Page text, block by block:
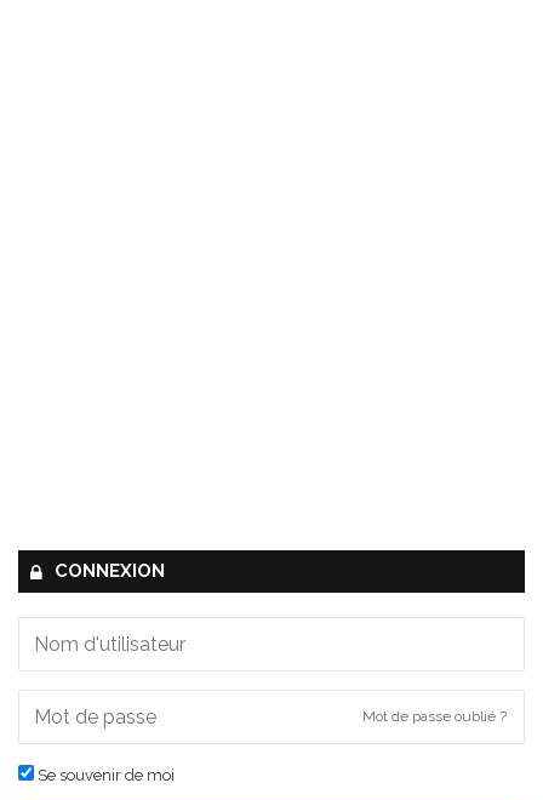
CONNEXION
Mot de passe oublié ?
Se souvenir de moi